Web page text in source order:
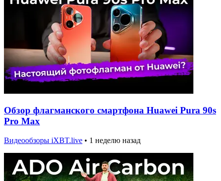
Обзор флагманского смартфона Huawei Pura 90s
Pro Max
Видеообзоры iXBT.live • 1 неделю назад